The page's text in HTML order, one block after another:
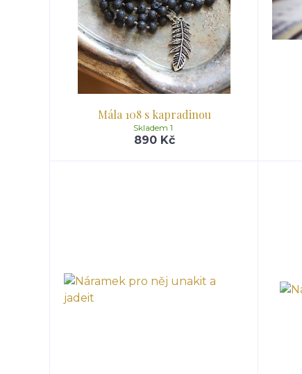
Mála 108 s kapradinou
890 Kč
Skladem 1